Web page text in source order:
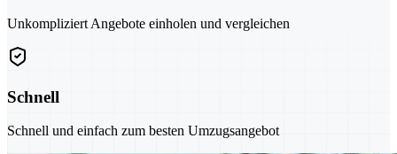
Unkompliziert Angebote einholen und vergleichen
Schnell
Schnell und einfach zum besten Umzugsangebot